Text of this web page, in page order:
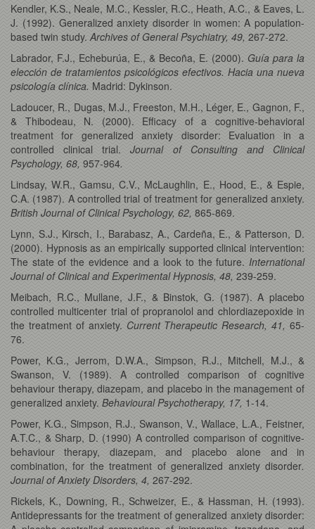
Kendler, K.S., Neale, M.C., Kessler, R.C., Heath, A.C., & Eaves, L.
J. (1992). Generalized anxiety disorder in women: A population-
based twin study. Archives of General Psychiatry, 49, 267-272.
Labrador, F.J., Echeburúa, E., & Becoña, E. (2000). Guía para la
elección de tratamientos psicológicos efectivos. Hacia una nueva
psicología clínica. Madrid: Dykinson.
Ladoucer, R., Dugas, M.J., Freeston, M.H., Léger, E., Gagnon, F.,
& Thibodeau, N. (2000). Efficacy of a cognitive-behavioral
treatment for generalized anxiety disorder: Evaluation in a
controlled clinical trial.Journal of Consulting and Clinical
Psychology, 68, 957-964.
Lindsay, W.R., Gamsu, C.V., McLaughlin, E., Hood, E., & Espie,
C.A. (1987). A controlled trial of treatment for generalized anxiety.
British Journal of Clinical Psychology, 62, 865-869.
Lynn, S.J., Kirsch, I., Barabasz, A., Cardeña, E., & Patterson, D.
(2000). Hypnosis as an empirically supported clinical intervention:
The state of the evidence and a look to the future. International
Journal of Clinical and Experimental Hypnosis, 48, 239-259.
Meibach, R.C., Mullane, J.F., & Binstok, G. (1987). A placebo
controlled multicenter trial of propranolol and chlordiazepoxide in
the treatment of anxiety. Current Therapeutic Research, 41, 65-
76.
Power, K.G., Jerrom, D.W.A., Simpson, R.J., Mitchell, M.J., &
Swanson, V. (1989). A controlled comparison of cognitive
behaviour therapy, diazepam, and placebo in the management of
generalized anxiety. Behavioural Psychotherapy, 17, 1-14.
Power, K.G., Simpson, R.J., Swanson, V., Wallace, L.A., Feistner,
A.T.C., & Sharp, D. (1990) A controlled comparison of cognitive-
behaviour therapy, diazepam, and placebo alone and in
combination, for the treatment of generalized anxiety disorder.
Journal of Anxiety Disorders, 4, 267-292.
Rickels, K., Downing, R., Schweizer, E., & Hassman, H. (1993).
Antidepressants for the treatment of generalized anxiety disorder: